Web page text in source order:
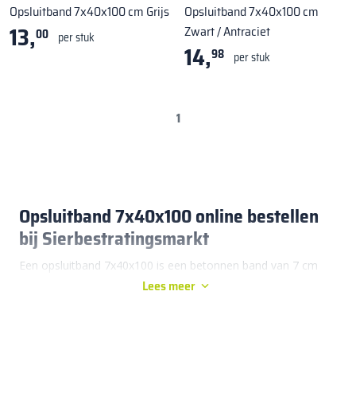
Opsluitband 7x40x100 cm Grijs
13,00 per stuk
Opsluitband 7x40x100 cm
Zwart / Antraciet
14,98 per stuk
1
Opsluitband 7x40x100 online bestellen
bij Sierbestratingsmarkt
Een opsluitband 7x40x100 is een betonnen band van 7 cm
dik, 40 cm hoog en 100 cm lang die zorgt voor stevige
Lees meer